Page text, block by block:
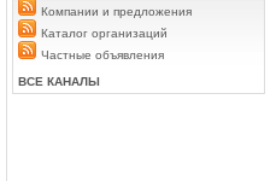
Компании и предложения
Каталог организаций
Частные объявления
ВСЕ КАНАЛЫ